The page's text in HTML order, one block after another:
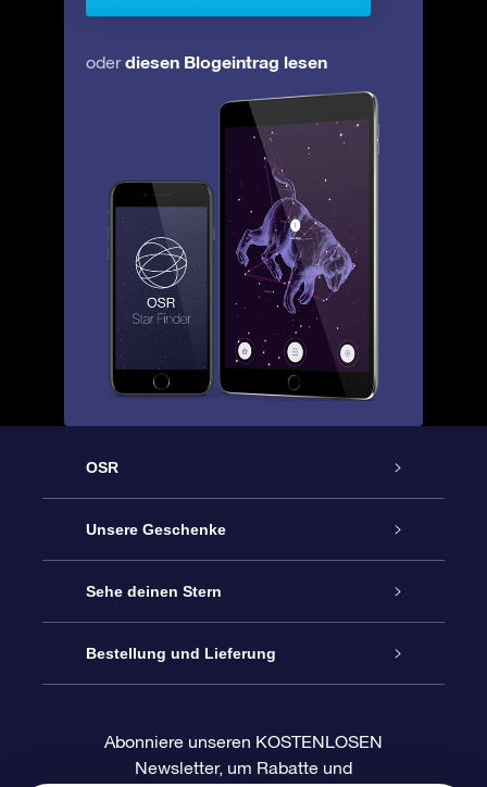
oderdiesen Blogeintrag lesen
OSR
Service
Kontakt
Blog
Bewertungen
Unsere Geschenke
Sterne schenken
OSR-Geschenkpaket
OSR-Geschenkgutschein
Sehe deinen Stern
Sternregister
Personalisierte Sternseite
Bestellung und Lieferung
Zahlungsinformationen
Abonniere unseren KOSTENLOSEN
Newsletter, um Rabatte und